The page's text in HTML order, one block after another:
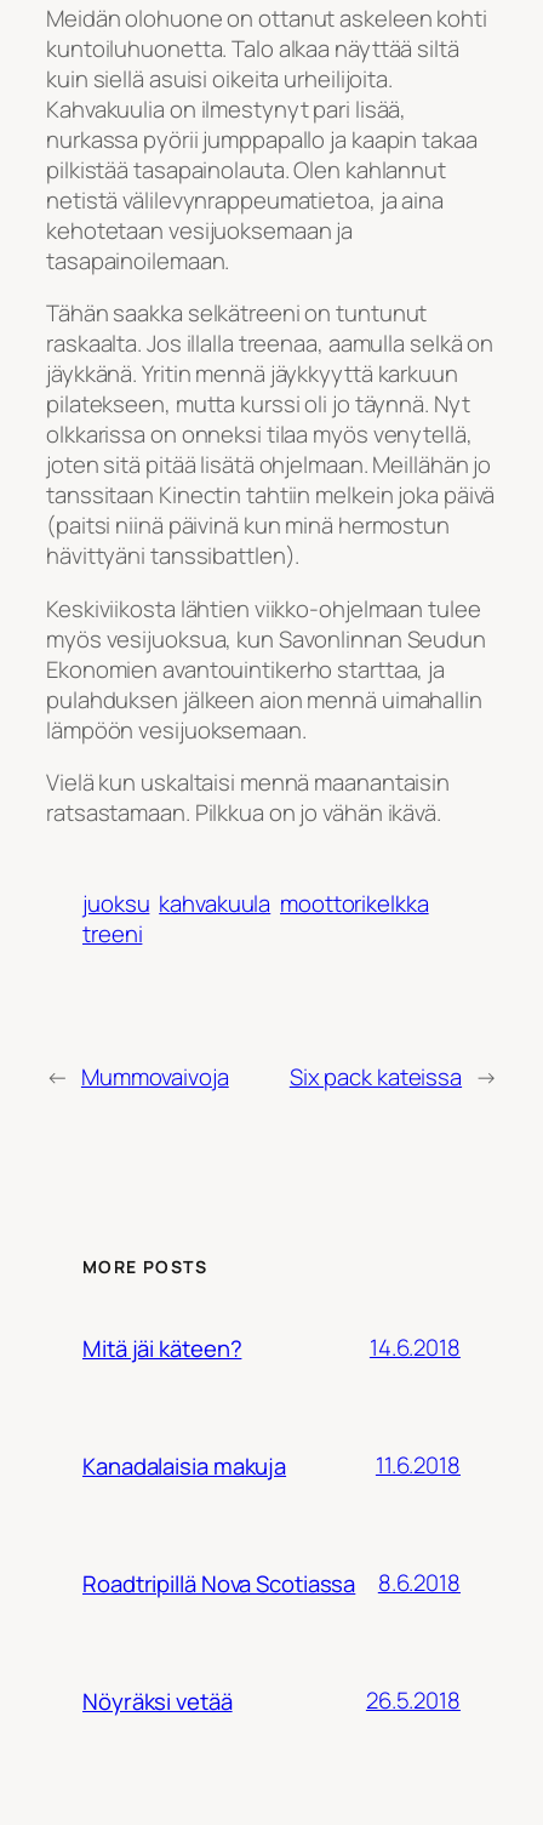
Meidän olohuone on ottanut askeleen kohti
kuntoiluhuonetta. Talo alkaa näyttää siltä
kuin siellä asuisi oikeita urheilijoita.
Kahvakuulia on ilmestynyt pari lisää,
nurkassa pyörii jumppapallo ja kaapin takaa
pilkistää tasapainolauta. Olen kahlannut
netistä välilevynrappeumatietoa, ja aina
kehotetaan vesijuoksemaan ja
tasapainoilemaan.
Tähän saakka selkätreeni on tuntunut
raskaalta. Jos illalla treenaa, aamulla selkä on
jäykkänä. Yritin mennä jäykkyyttä karkuun
pilatekseen, mutta kurssi oli jo täynnä. Nyt
olkkarissa on onneksi tilaa myös venytellä,
joten sitä pitää lisätä ohjelmaan. Meillähän jo
tanssitaan Kinectin tahtiin melkein joka päivä
(paitsi niinä päivinä kun minä hermostun
hävittyäni tanssibattlen).
Keskiviikosta lähtien viikko-ohjelmaan tulee
myös vesijuoksua, kun Savonlinnan Seudun
Ekonomien avantouintikerho starttaa, ja
pulahduksen jälkeen aion mennä uimahallin
lämpöön vesijuoksemaan.
Vielä kun uskaltaisi mennä maanantaisin
ratsastamaan. Pilkkua on jo vähän ikävä.
juoksu kahvakuula moottorikelkka
treeni
← Mummovaivoja Six pack kateissa →
MORE POSTS
Mitä jäi käteen? 14.6.2018
Kanadalaisia makuja 11.6.2018
Roadtripillä Nova Scotiassa 8.6.2018
Nöyräksi vetää 26.5.2018